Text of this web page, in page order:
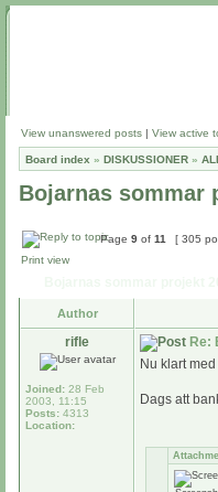
View unanswered posts | View active
Board index » DISKUSSIONER »
Bojarnas sommar
Page 9 of 11
[ 305
Print view
Author
rifle
Joined: 28 Feb
2003, 11:15
Posts: 4313
Location:
Re:
Nu klart
Dags att